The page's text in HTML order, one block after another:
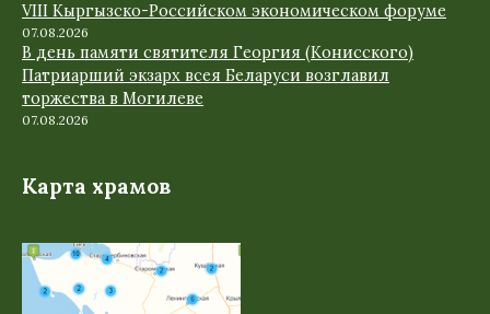
VIII Кыргызско-Российском экономическом форуме
07.08.2026
В день памяти святителя Георгия (Конисского)
Патриарший экзарх всея Беларуси возглавил
торжества в Могилеве
07.08.2026
Карта храмов